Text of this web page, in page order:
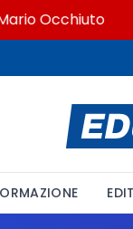
Occhiuto